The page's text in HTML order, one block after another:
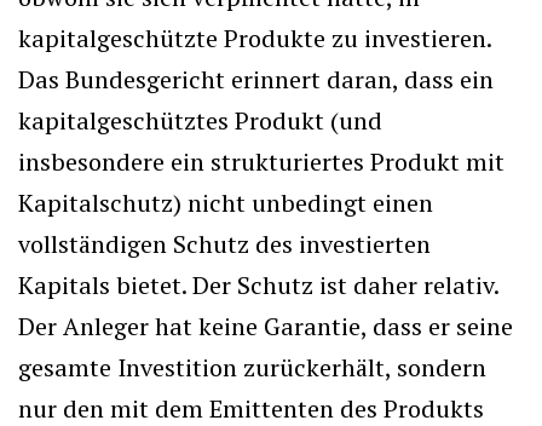
kapitalgeschützte Produkte zu investieren.
Das Bundesgericht erinnert daran, dass ein
kapitalgeschütztes Produkt (und
insbesondere ein strukturiertes Produkt mit
Kapitalschutz) nicht unbedingt einen
vollständigen Schutz des investierten
Kapitals bietet. Der Schutz ist daher relativ.
Der Anleger hat keine Garantie, dass er seine
gesamte Investition zurückerhält, sondern
nur den mit dem Emittenten des Produkts